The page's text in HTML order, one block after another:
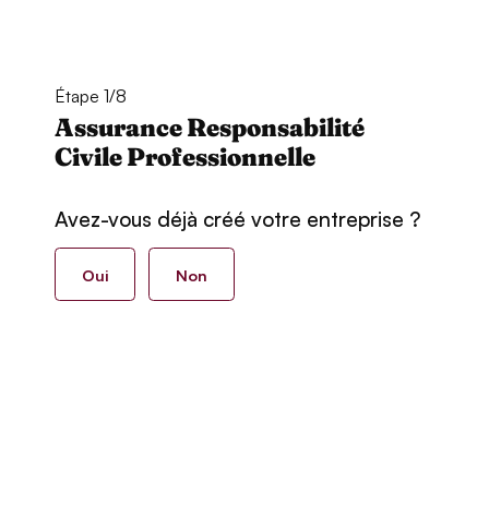
Étape 1/8
Assurance Responsabilité
Civile Professionnelle
Avez-vous déjà créé votre entreprise ?
Oui Non